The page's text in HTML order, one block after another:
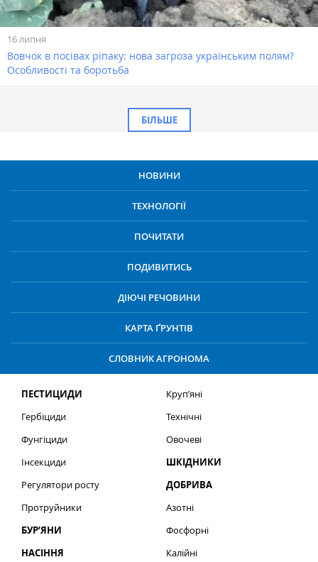
16 липня
Вовчок в посівах ріпаку: нова загроза українським полям?
Особливості та боротьба
БІЛЬШЕ
НОВИНИ
ТЕХНОЛОГІЇ
ПОЧИТАТИ
ПОДИВИТИСЬ
ДІЮЧІ РЕЧОВИНИ
КАРТА ҐРУНТІВ
СЛОВНИК АГРОНОМА
ПЕСТИЦИДИ
Гербіциди
Фунгіциди
Інсекциди
Регулятори росту
Протруйники
БУР’ЯНИ
НАСІННЯ
Круп’яні
Технічні
Овочеві
ШКІДНИКИ
ДОБРИВА
Азотні
Фосфорні
Калійні